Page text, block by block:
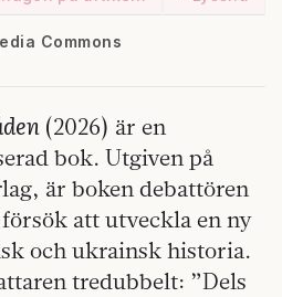
Commons
(2026) är en
bok. Utgiven på
är boken debattören
att utveckla en ny
och ukrainsk historia.
tredubbelt: ”Dels